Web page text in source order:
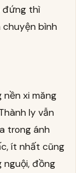
đứng thì
chuyện bình
nền xi măng
ly vẫn
trong ánh
ít nhất cũng
nguội, đồng